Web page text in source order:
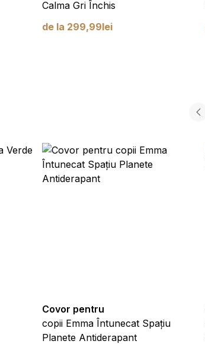
Calma Gri Închis
de la 299,99lei
Covor pentru
copii Emma Întunecat Spațiu
Planete Antiderapant